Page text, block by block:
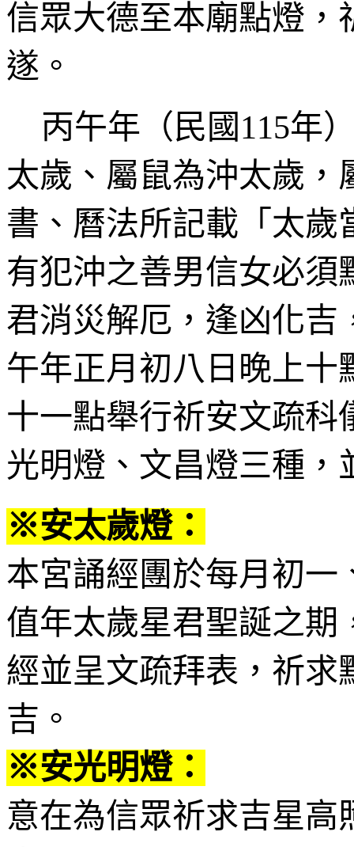
信眾大德至本廟點燈，
遂。
丙午年（民國115年
太歲、屬鼠為沖太歲，
書、曆法所記載「太歲
有犯沖之善男信女必須
君消災解厄，逢凶化吉
午年正月初八日晚上十
十一點舉行祈安文疏科
光明燈、文昌燈三種，
※安太歲燈：
本宮誦經團於每月初一
值年太歲星君聖誕之期
經並呈文疏拜表，祈求
吉。
※安光明燈：
意在為信眾祈求吉星